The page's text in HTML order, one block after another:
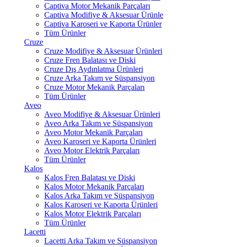
Captiva Motor Mekanik Parçaları
Captiva Modifiye & Aksesuar Ürünle
Captiva Karoseri ve Kaporta Ürünler
Tüm Ürünler
Cruze
Cruze Modifiye & Aksesuar Ürünleri
Cruze Fren Balatası ve Diski
Cruze Dış Aydınlatma Ürünleri
Cruze Arka Takım ve Süspansiyon
Cruze Motor Mekanik Parçaları
Tüm Ürünler
Aveo
Aveo Modifiye & Aksesuar Ürünleri
Aveo Arka Takım ve Süspansiyon
Aveo Motor Mekanik Parçaları
Aveo Karoseri ve Kaporta Ürünleri
Aveo Motor Elektrik Parçaları
Tüm Ürünler
Kalos
Kalos Fren Balatası ve Diski
Kalos Motor Mekanik Parçaları
Kalos Arka Takım ve Süspansiyon
Kalos Karoseri ve Kaporta Ürünleri
Kalos Motor Elektrik Parçaları
Tüm Ürünler
Lacetti
Lacetti Arka Takım ve Süspansiyon